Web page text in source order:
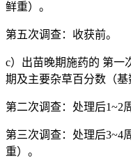
鲜重）。
第五次调查：收获前。
c）出苗晚期施药的 第一
期及主要杂草百分数（基
第二次调查：处理后1~2
第三次调查：处理后3~4
重）。